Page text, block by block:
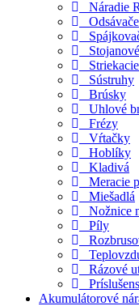
Náradie
Odsávače
Sústruhy
Brúsky
Uhlové
Frézy
Vŕtačky
Hoblíky
Kladivá
Meracie
Miešadlá
Nožnice
Píly
Rázové
Akumulátorové